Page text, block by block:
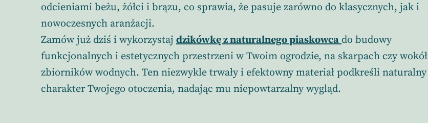
odcieniami beżu, żółci i brązu, co sprawia, że pasuje zarówno do klasycznych, jak i
nowoczesnych aranżacji.
Zamów już dziś i wykorzystaj dzikówkę z naturalnego piaskowca do budowy
funkcjonalnych i estetycznych przestrzeni w Twoim ogrodzie, na skarpach czy wokół
zbiorników wodnych. Ten niezwykle trwały i efektowny materiał podkreśli naturalny
charakter Twojego otoczenia, nadając mu niepowtarzalny wygląd.